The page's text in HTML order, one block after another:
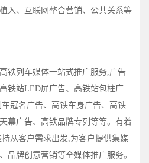
入、互联网整合营销、公共关系等
铁列车媒体一站式推广服务,广告
铁站LED屏广告、高铁站包柱广
冠名广告、高铁车身广告、高铁
幕广告、高铁品牌专列等等。有着
从客户需求出发,为客户提供集媒
品牌创意营销等全媒体推广服务。